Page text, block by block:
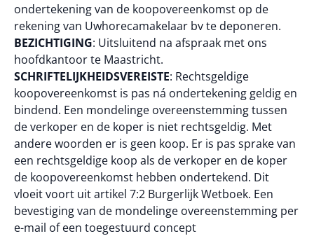
ondertekening van de koopovereenkomst op de
rekening van Uwhorecamakelaar bv te deponeren.
BEZICHTIGING: Uitsluitend na afspraak met ons
hoofdkantoor te Maastricht.
SCHRIFTELIJKHEIDSVEREISTE: Rechtsgeldige
koopovereenkomst is pas ná ondertekening geldig en
bindend. Een mondelinge overeenstemming tussen
de verkoper en de koper is niet rechtsgeldig. Met
andere woorden er is geen koop. Er is pas sprake van
een rechtsgeldige koop als de verkoper en de koper
de koopovereenkomst hebben ondertekend. Dit
vloeit voort uit artikel 7:2 Burgerlijk Wetboek. Een
bevestiging van de mondelinge overeenstemming per
e-mail of een toegestuurd concept